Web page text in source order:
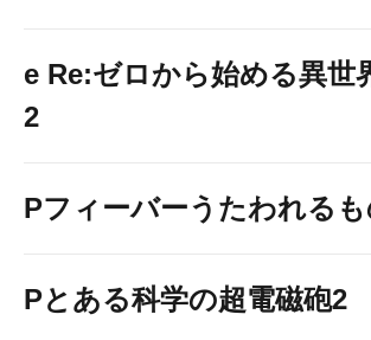
e Re:ゼロから始める異世
2
Pフィーバーうたわれる
Pとある科学の超電磁砲2